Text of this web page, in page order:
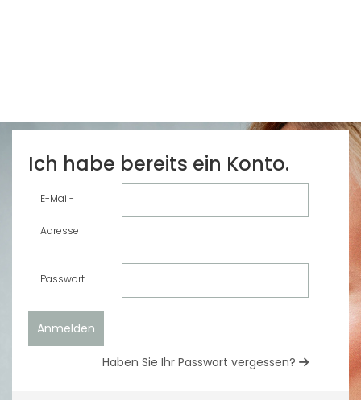
Ich habe bereits ein Konto.
E-Mail-
Adresse
Passwort
Haben Sie Ihr Passwort vergessen?